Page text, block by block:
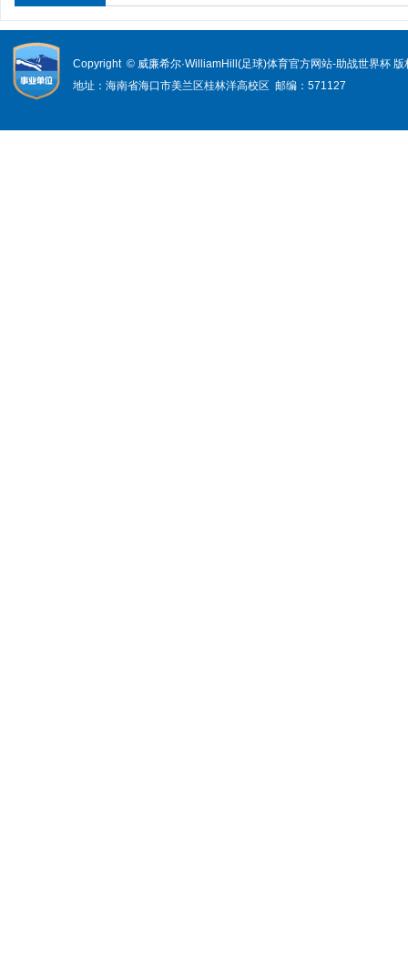
Copyright © 威廉希尔·WilliamHill(足球)体育官方网站-助战世界杯
地址：海南省海口市美兰区桂林洋高校区 邮编：571127